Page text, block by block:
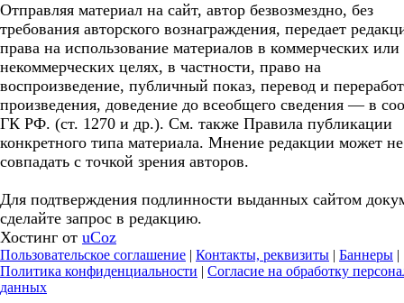
Отправляя материал на сайт, автор безвозмездно, без
требования авторского вознаграждения, передает
права на использование материалов в коммерческих или
некоммерческих целях, в частности, право на
воспроизведение, публичный показ, перевод и
произведения, доведение до всеобщего сведения — в
ГК РФ. (ст. 1270 и др.). См. также Правила публикации
конкретного типа материала. Мнение редакции может не
совпадать с точкой зрения авторов.
Для подтверждения подлинности выданных сайтом
сделайте запрос в редакцию.
Хостинг от uCoz
Пользовательское соглашение | Контакты, реквизиты | Баннеры |
Политика конфиденциальности | Согласие на обработку
данных